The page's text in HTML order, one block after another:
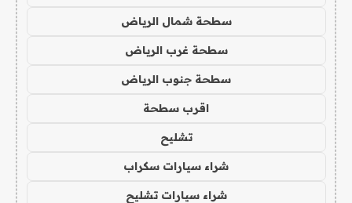
سطحة شمال الرياض
سطحة غرب الرياض
سطحة جنوب الرياض
اقرب سطحة
تشليح
شراء سيارات سكراب
شراء سيارات تشليح